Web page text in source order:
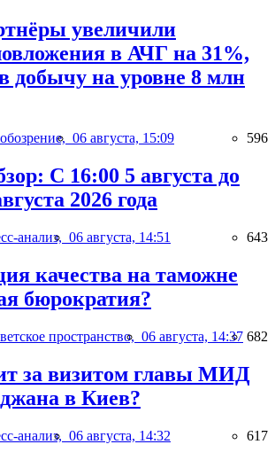
увеличили
в АЧГ на 31%,
добычу на уровне 8 млн
06 августа, 15:09 596
С 16:00 5 августа до
2026 года
анализ, 06 августа, 14:51 643
качества на таможне
бюрократия?
пространство, 06 августа, 14:37 682
за визитом главы МИД
в Киев?
анализ, 06 августа, 14:32 617